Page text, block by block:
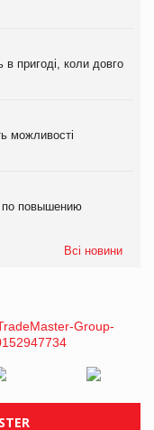
в пригоді, коли довго
можливості
повышению
Всі новини